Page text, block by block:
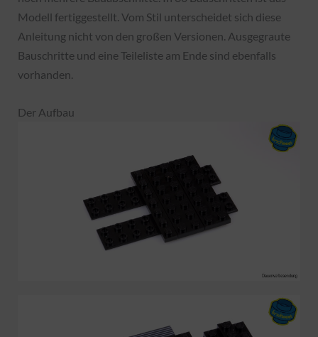
Modell fertiggestellt. Vom Stil unterscheidet sich diese
Anleitung nicht von den großen Versionen. Ausgegraute
Bauschritte und eine Teileliste am Ende sind ebenfalls
vorhanden.
Der Aufbau